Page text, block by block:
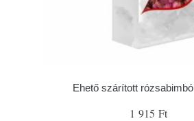
Ehető szárított
1 915 Ft